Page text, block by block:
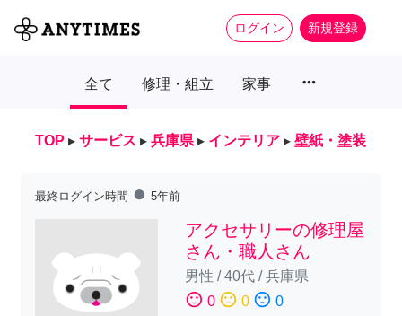
ログイン 新規登録
全て 修理・組立 家事 more_horiz
TOP ▸ サービス ▸ 兵庫県 ▸ インテリア ▸ 壁紙・塗装
最終ログイン時間 fiber_manual_record 5年前
アクセサリーの修理屋
さん・職人さん
男性 /40代/兵庫県
sentiment_satisfied 0 sentiment_neutral 0 sentiment_dissatisfied 0